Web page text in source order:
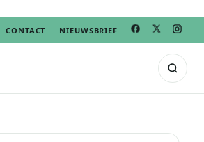
CONTACT NIEUWSBRIEF